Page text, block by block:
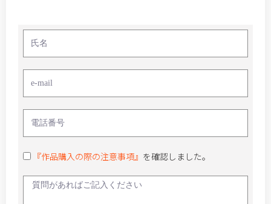
『作品購入の際の注意事項』 を確認しました。